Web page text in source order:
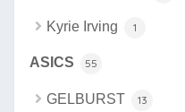
Kyrie Irving 1
ASICS 55
GELBURST 13